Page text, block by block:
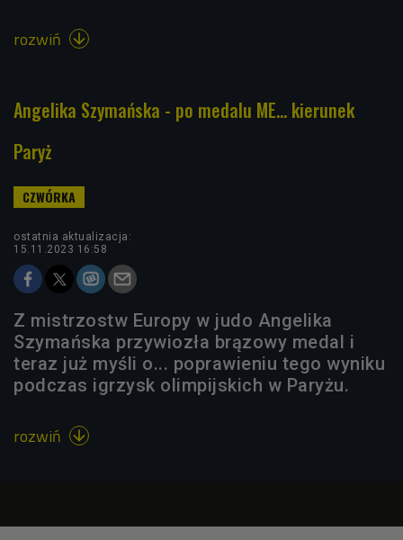
rozwiń 
Angelika Szymańska - po medalu ME... kierunek
Paryż
ostatnia aktualizacja:
15.11.2023 16:58
Z mistrzostw Europy w judo Angelika
Szymańska przywiozła brązowy medal i
teraz już myśli o... poprawieniu tego wyniku
podczas igrzysk olimpijskich w Paryżu.
rozwiń 